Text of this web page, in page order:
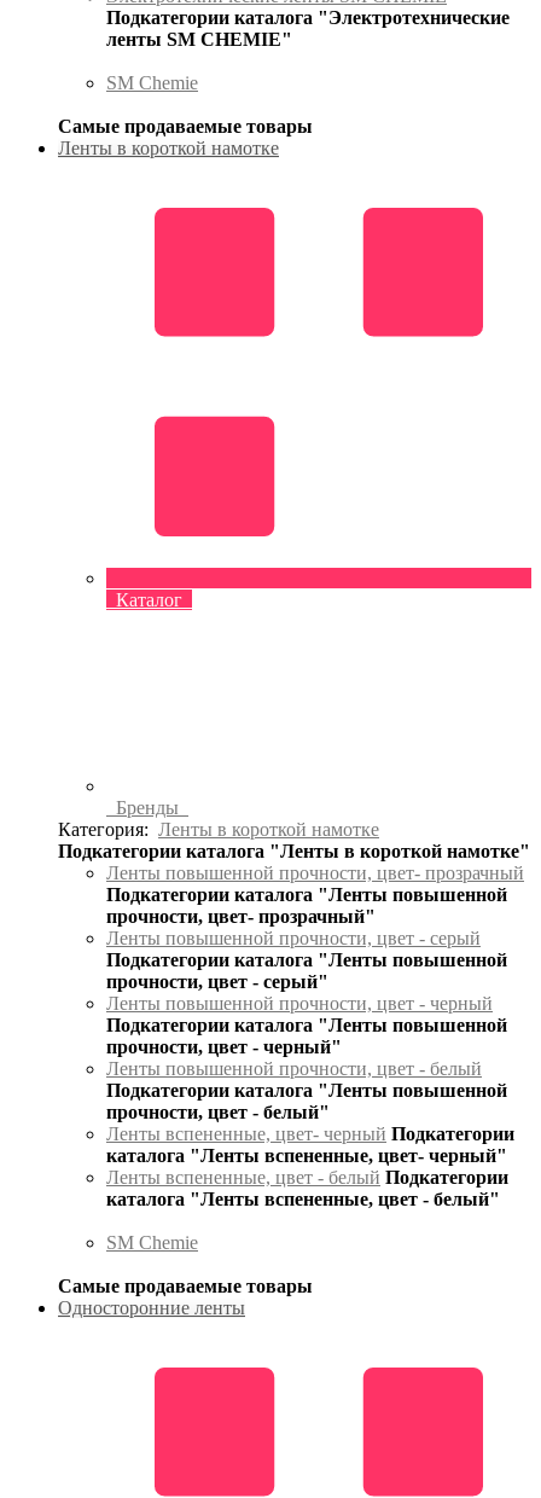
Подкатегории каталога "Электротехнические
ленты SM CHEMIE"
SM Chemie
Самые продаваемые товары
Ленты в короткой намотке
Каталог
Бренды
Категория: Ленты в короткой намотке
Подкатегории каталога "Ленты в короткой намотке"
Ленты повышенной прочности, цвет- прозрачный
Подкатегории каталога "Ленты повышенной
прочности, цвет- прозрачный"
Ленты повышенной прочности, цвет - серый
Подкатегории каталога "Ленты повышенной
прочности, цвет - серый"
Ленты повышенной прочности, цвет - черный
Подкатегории каталога "Ленты повышенной
прочности, цвет - черный"
Ленты повышенной прочности, цвет - белый
Подкатегории каталога "Ленты повышенной
прочности, цвет - белый"
Ленты вспененные, цвет- черный Подкатегории
каталога "Ленты вспененные, цвет- черный"
Ленты вспененные, цвет - белый Подкатегории
каталога "Ленты вспененные, цвет - белый"
SM Chemie
Самые продаваемые товары
Односторонние ленты